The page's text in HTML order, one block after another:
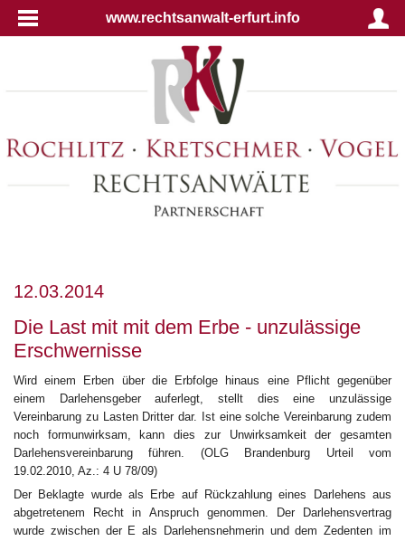
www.rechtsanwalt-erfurt.info
12.03.2014
Die Last mit mit dem Erbe - unzulässige
Erschwernisse
Wird einem Erben über die Erbfolge hinaus eine Pflicht gegenüber
einem Darlehensgeber auferlegt, stellt dies eine unzulässige
Vereinbarung zu Lasten Dritter dar. Ist eine solche Vereinbarung zudem
noch formunwirksam, kann dies zur Unwirksamkeit der gesamten
Darlehensvereinbarung führen. (OLG Brandenburg Urteil vom
19.02.2010, Az.: 4 U 78/09)
Der Beklagte wurde als Erbe auf Rückzahlung eines Darlehens aus
abgetretenem Recht in Anspruch genommen. Der Darlehensvertrag
wurde zwischen der E als Darlehensnehmerin und dem Zedenten im